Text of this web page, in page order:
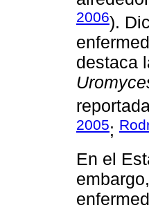
2006).
destaca
2005;
En el